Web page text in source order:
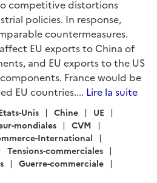
competitive distortions
policies. In response,
countermeasures.
EU exports to China of
and EU exports to the US
France would be
EU countries.... Lire la suite
Unis Chine
UE
mondiales
CVM
International
Tensions-commerciales
Guerre-commerciale